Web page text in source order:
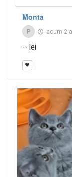
Monta
P acum 2
-- lei